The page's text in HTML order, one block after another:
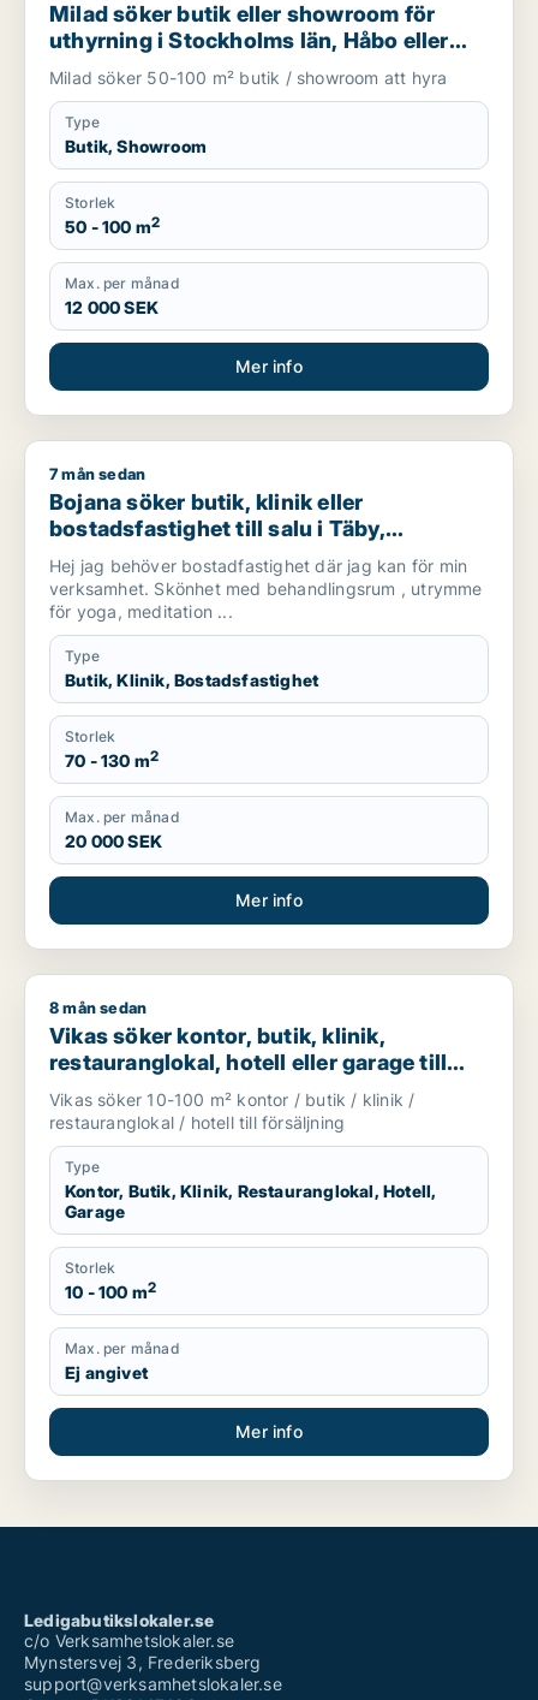
Milad söker butik eller showroom för
uthyrning i Stockholms län, Håbo eller
Knivsta
Milad söker 50-100 m² butik / showroom att hyra
Type
Butik, Showroom
Storlek
50 - 100 m2
Max. per månad
12 000 SEK
Mer info
Bojana söker butik, klinik eller bostadsfastighet till salu i
7 mån sedan
Bojana söker butik, klinik eller
bostadsfastighet till salu i Täby,
Danderyd eller Stockholm Innerstad m.fl.
Hej jag behöver bostadfastighet där jag kan för min
verksamhet. Skönhet med behandlingsrum , utrymme
för yoga, meditation ...
Type
Butik, Klinik, Bostadsfastighet
Storlek
70 - 130 m2
Max. per månad
20 000 SEK
Mer info
Vikas söker kontor, butik, klinik, restauranglokal, hotell
8 mån sedan
Vikas söker kontor, butik, klinik,
restauranglokal, hotell eller garage till
salu i Upplands Väsby, Vallentuna eller
Österåker m.fl.
Vikas söker 10-100 m² kontor / butik / klinik /
restauranglokal / hotell till försäljning
Type
Kontor, Butik, Klinik, Restauranglokal, Hotell,
Garage
Storlek
10 - 100 m2
Max. per månad
Ej angivet
Mer info
Ledigabutikslokaler.se
c/o Verksamhetslokaler.se
Mynstersvej 3, Frederiksberg
support@verksamhetslokaler.se